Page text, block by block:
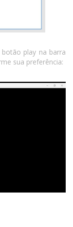
play na barra
sua preferência: